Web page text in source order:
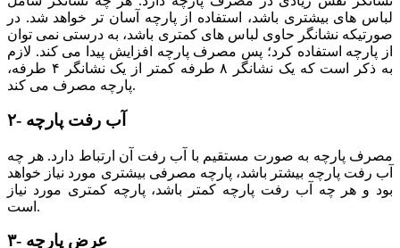
لباس های بیشتری باشد، استفاده از پارچه آسان تر خواهد شد. در
صورتیکه نشانگر حاوی لباس های کمتری باشد، به درستی نمی توان
از پارچه استفاده کرد؛ پس مصرف پارچه افزایش پیدا می کند. لازم
به ذکر است که یک نشانگر ۸ طرفه کمتر از یک نشانگر ۴ طرفه،
پارچه مصرف می کند.
۲- آب رفت پارچه
مصرف پارچه به صورت مستقیم با آب رفت آن ارتباط دارد. هر چه
آب رفت پارچه بیشتر باشد، پارچه مصرفی بیشتری مورد نیاز خواهد
بود و هر چه آب رفت پارچه کمتر باشد، پارچه کمتری مورد نیاز
است.
۳- عرض پارچه